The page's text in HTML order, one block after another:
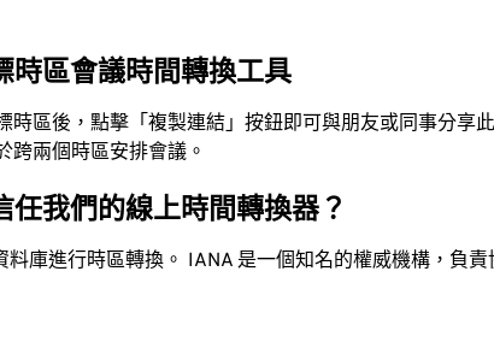
時區會議時間轉換工具
時區後，點擊「複製連結」按鈕即可與朋友或同事分享
跨兩個時區安排會議。
任我們的線上時間轉換器？
料庫進行時區轉換。 IANA 是一個知名的權威機構，負